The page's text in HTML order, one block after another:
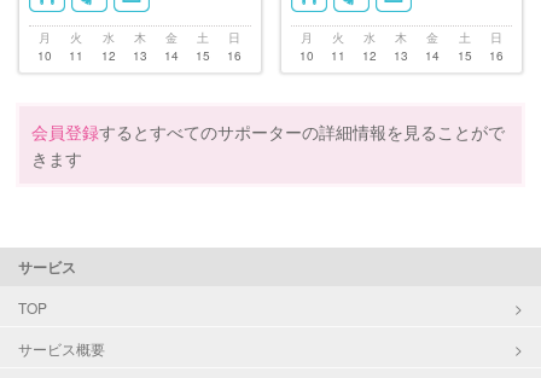
月
10
火
11
水
12
木
13
金
14
土
15
日
16
月
10
火
11
水
12
木
13
金
14
土
15
日
16
会員登録するとすべてのサポーターの詳細情報を見ることがで
きます
サービス
TOP
サービス概要